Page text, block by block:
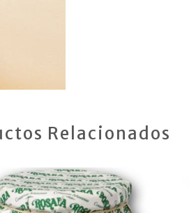
Relacionados